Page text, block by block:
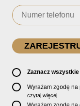
Zaznacz wszystkie
Wyrażam zgodę
pocztą e-mail,
promocjach,
czytaj więcej